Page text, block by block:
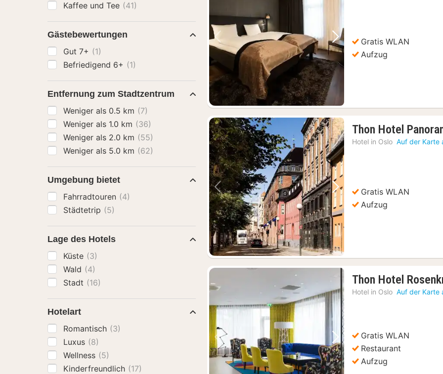
Vorheriges Bild Nächstes Bild
Gratis WLAN
Aufzug
Vorheriges Bild Nächstes Bild
Thon Hotel
Hotel in Oslo Auf der Karte
Gratis WLAN
Aufzug
Vorheriges Bild Nächstes Bild
Thon Hotel
Hotel in Oslo Auf der Karte
Gratis WLAN
Restaurant
Aufzug
Kaffee und Tee (41)
Gästebewertungen
Gut 7+ (1)
Befriedigend 6+ (1)
Entfernung zum Stadtzentrum
Weniger als 0.5 km (7)
Weniger als 1.0 km (36)
Weniger als 2.0 km (55)
Weniger als 5.0 km (62)
Umgebung bietet
Fahrradtouren (4)
Städtetrip (5)
Lage des Hotels
Küste (3)
Wald (4)
Stadt (16)
Hotelart
Romantisch (3)
Luxus (8)
Wellness (5)
Kinderfreundlich (17)